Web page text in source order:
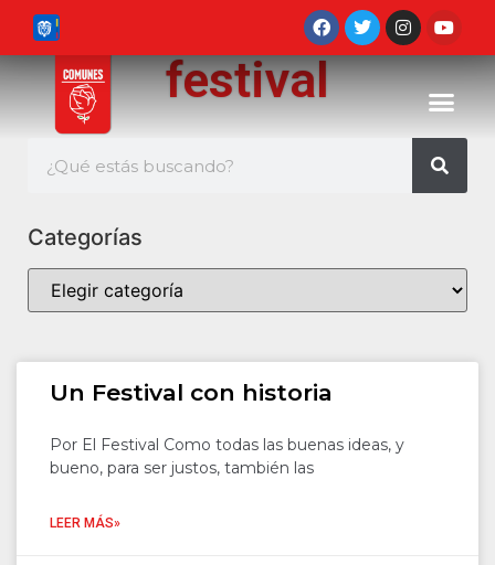
festival
Categorías
Un Festival con historia
Por El Festival Como todas las buenas ideas, y
bueno, para ser justos, también las
LEER MÁS»